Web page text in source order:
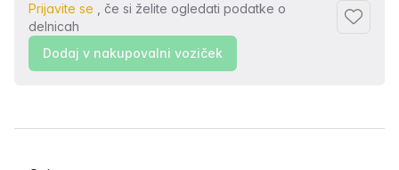
Prijavite se , če si želite ogledati podatke o
delnicah
Dodaj
Dodaj v nakupovalni voziček